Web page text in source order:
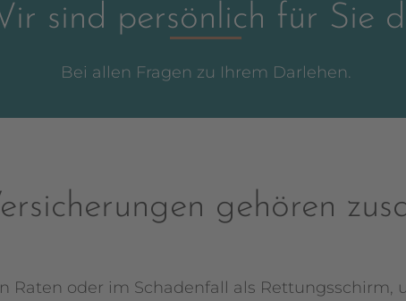
sind persönlich für Sie
Bei allen Fragen zu Ihrem Darlehen.
gehören
Raten oder im Schadenfall als Rettungsschirm,